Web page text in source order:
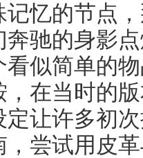
忆的节点
驰的身影
似简单的
在当时的
定让许多初
尝试用皮